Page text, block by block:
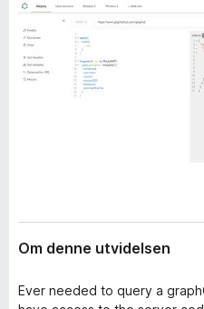
s
Om denne utvidelsen
Ever needed to query a